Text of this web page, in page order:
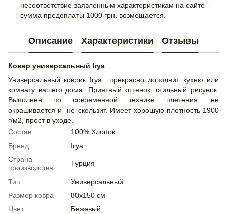
несоответствие заявленным характеристикам на сайте -
сумма предоплаты 1000 грн. возмещается.
Описание Характеристики Отзывы
Ковер универсальный Irya
Универсальный коврик Irya прекрасно дополнит кухню или
комнату вашего дома. Приятный оттенок, стильный рисунок.
Выполнен по современной технике плетения, не
окрашивается и не скользит. Имеет хорошую плотность 1900
г/м2, прост в уходе.
Состав
100% Хлопок
Бренд
Irya
Страна
производства
Турция
Тип
Универсальный
Размер ковра
80х150 см
Цвет
Бежевый